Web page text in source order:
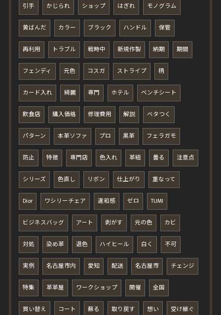
引手 かじられ ショップ はぎれ モノグラム
黄ばんだ カラー ブラック ハンドル 保管
再利用 トラブル 戦時中 新規作製 納期 期間
フェンディ 元色 コスガ ストライプ 柄
カード入れ 綺麗 専門 ホテル ベンチシート
飲食店 購入価格 修理費用 解説 ベタつく
パターン 本革ソファ プロ 黒革 フェラガモ
防止 特徴 専門店 色入れ 革紐 曇る 注意点
シリーズ 色直し リボン 仕上がり 重なって
Dior ワシリーチェア 違和感 ゼロ TUMI
ビジネスバッグ アート 剥がす 元の色 カビ
対処 染め革 退色 ハイヒール 白く 不可
実例 名古屋市内 愛知 配送 名古屋市 チェンジ
特集 革革屋 ワークショップ 開催 全国
買い替え コート 蘇る 取り戻す 想い 受け継ぐ